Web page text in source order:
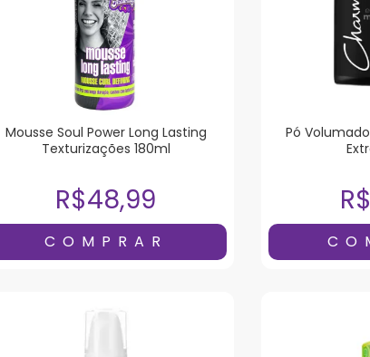
Mousse Soul Power Long Lasting
Texturizações 180ml
R$48,99
Pó